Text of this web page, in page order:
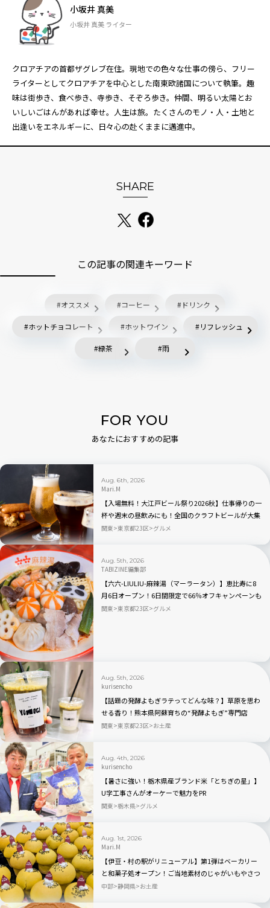
小坂井 真美
小坂井 真美 ライター
クロアチアの首都ザグレブ在住。現地での色々な仕事の傍ら、フリー
ライターとしてクロアチアを中心とした南東欧諸国について執筆。趣
味は街歩き、食べ歩き、寺歩き、そぞろ歩き。仲間、明るい太陽とお
いしいごはんがあれば幸せ。人生は旅。たくさんのモノ・人・土地と
出逢いをエネルギーに、日々心の赴くままに邁進中。
SHARE
この記事の関連キーワード
オススメ コーヒー ドリンク
ホットチョコレート ホットワイン リフレッシュ
緑茶 雨
FOR YOU
あなたにおすすめの記事
Aug. 6th, 2026
Mari.M
【入場無料！大江戸ビール祭り2026秋】仕事帰りの一
杯や週末の昼飲みにも！全国のクラフトビールが大集
合｜品川
関東 東京都23区 グルメ
Aug. 5th, 2026
TABIZINE編集部
【六六-LIULIU-麻辣湯（マーラータン）】恵比寿に8
月6日オープン！6日間限定で66％オフキャンペーンも
関東 東京都23区 グルメ
Aug. 5th, 2026
kurisencho
【話題の発酵よもぎラテってどんな味？】草原を思わ
せる香り！熊本県阿蘇育ちの“発酵よもぎ”専門店
「BETWEEN by THE YOMOGI STAND」渋谷にオープ
関東 東京都23区 お土産
Aug. 4th, 2026
kurisencho
【暑さに強い！栃木県産ブランド米「とちぎの星」】
U字工事さんがオーケーで魅力をPR
関東 栃木県 グルメ
Aug. 1st, 2026
Mari.M
【伊豆・村の駅がリニューアル】第1弾はベーカリー
と和菓子処オープン！ご当地素材のじゃがいもやさつ
まいもを使ったパン・スイーツが新登場
中部 静岡県 お土産